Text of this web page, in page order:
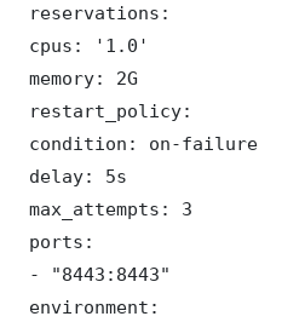
reservations:
cpus: '1.0'
memory: 2G
restart_policy:
condition: on-failure
delay: 5s
max_attempts: 3
ports:
- "8443:8443"
environment: